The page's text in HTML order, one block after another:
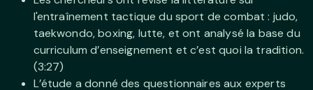
l'entraînement tactique du sport de combat : judo,
taekwondo, boxing, lutte, et ont analysé la base du
curriculum d’enseignement et c’est quoi la tradition.
(3:27)
L’étude a donné des questionnaires aux experts